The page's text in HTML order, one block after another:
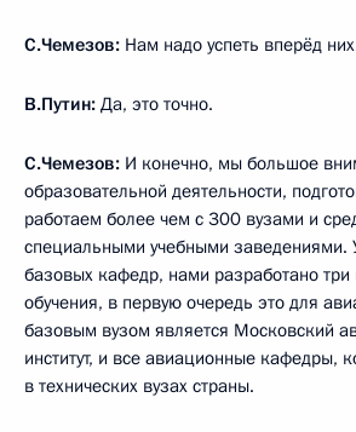
С.Чемезов: Нам надо успеть вперёд
В.Путин: Да, это точно.
С.Чемезов: И конечно, мы большое
образовательной деятельности,
работаем более чем с 300 вузами и
специальными учебными заведениями.
базовых кафедр, нами разработано
обучения, в первую очередь это для
базовым вузом является Московский
институт, и все авиационные кафедры,
в технических вузах страны.